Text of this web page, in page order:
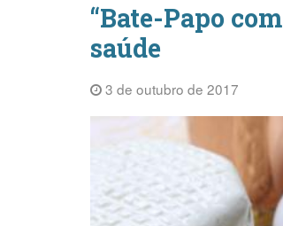
“Bate-Papo
saúde
3 de outubro de 2017